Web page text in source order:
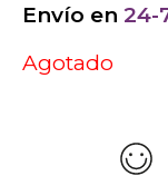
Envío en 24-
Agotado